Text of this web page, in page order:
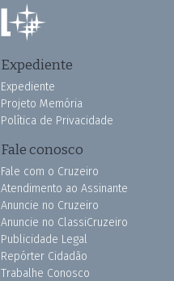
Expediente
Expediente
Projeto Memória
Política de Privacidade
Fale conosco
Fale com o Cruzeiro
Atendimento ao Assinante
Anuncie no Cruzeiro
Anuncie no ClassiCruzeiro
Publicidade Legal
Repórter Cidadão
Trabalhe Conosco